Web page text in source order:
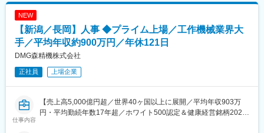
NEW
【新潟／長岡】人事 ◆プライム上場／工作機械業界大
手／平均年収約900万円／年休121日
DMG森精機株式会社
正社員 上場企業
仕事内容
【売上高5,000億円超／世界40ヶ国以上に展開／平均年収903万
円・平均勤続年数17年超／ホワイト500認定＆健康経営銘柄2024